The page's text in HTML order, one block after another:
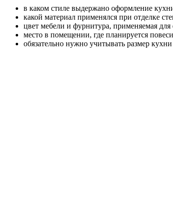
в каком стиле выдержано оформление
какой материал применялся при отделке
цвет мебели и фурнитура, применяемая для
место в помещении, где планируется
обязательно нужно учитывать размер